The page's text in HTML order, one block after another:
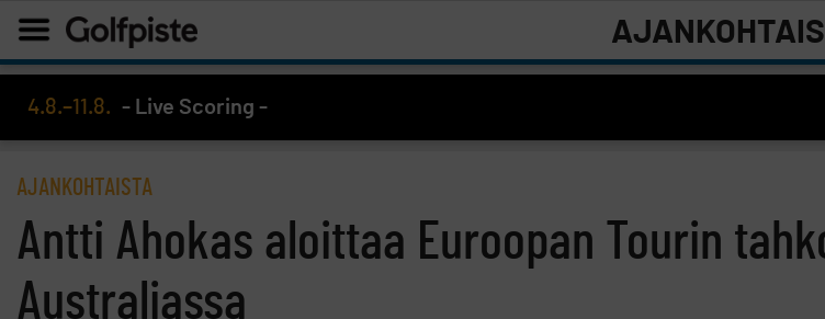
4.8.–11.8. - Live Scoring -
AJANKOHTAISTA
Antti Ahokas aloittaa Euroopan Tourin
Australiassa